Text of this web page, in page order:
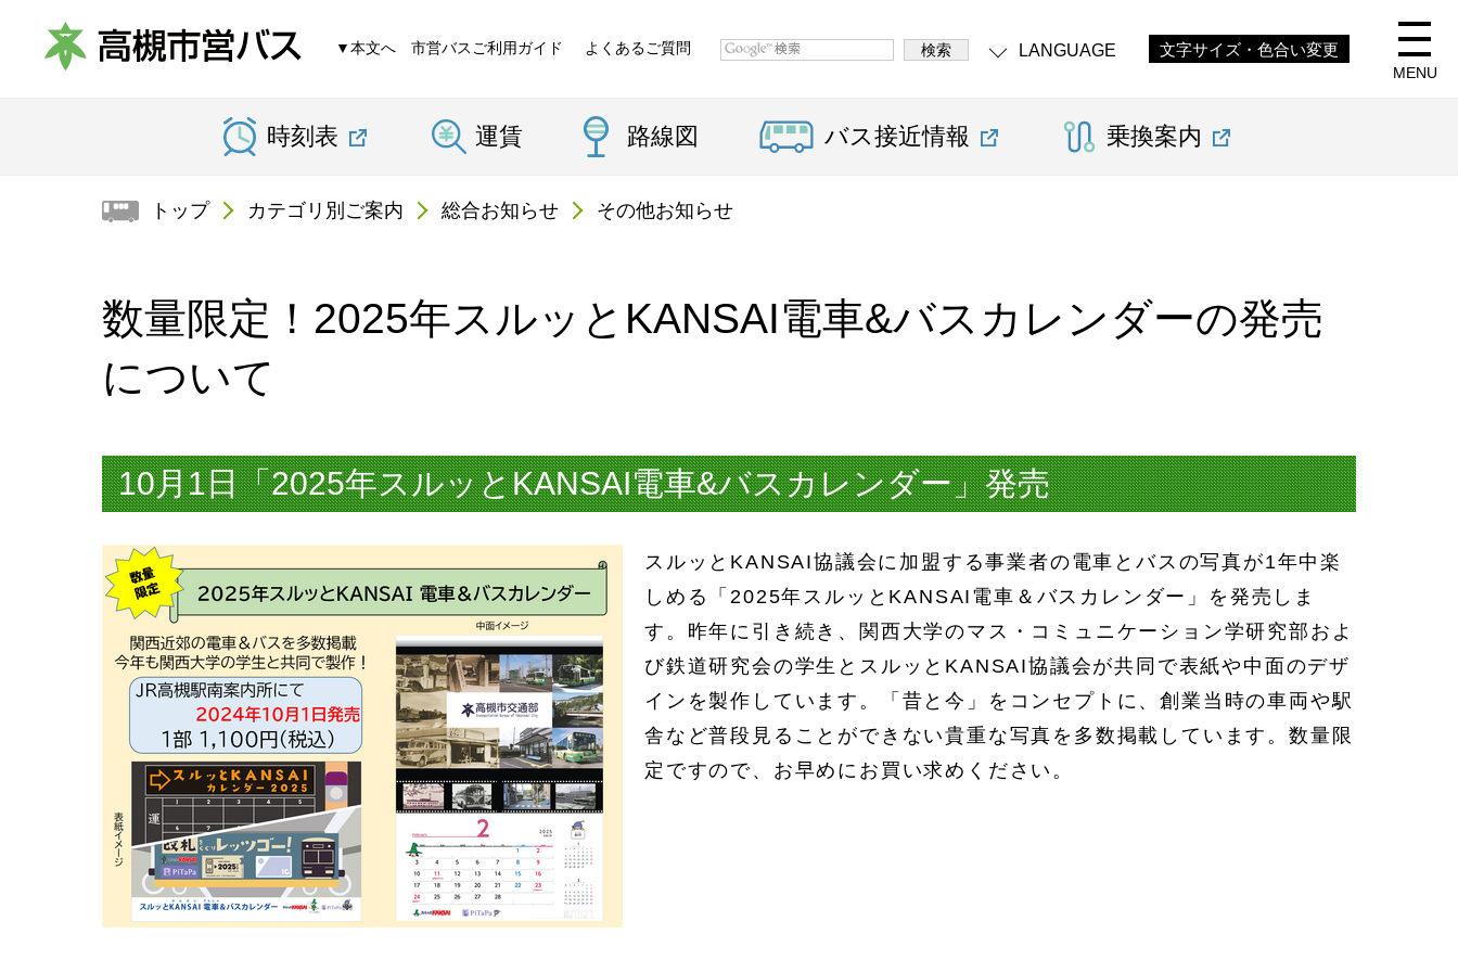
槻
市
ス
▼本文へ 市営バスご利用ガイド よくあるご質問 LANGUAGE
文字サイズ・色合い変更
MENU
時刻表 運賃 路線図 バス接近情報 乗換案内
トップ カテゴリ別ご案内 総合お知らせ その他お知らせ
数量限定！2025年スルッとKANSAI電車&バスカレンダーの発売
について
10月1日「2025年スルッとKANSAI電車&バスカレンダー」発売
スルッとKANSAI協議会に加盟する事業者の電車とバスの写真が1年中楽
しめる「2025年スルッとKANSAI電車＆バスカレンダー」を発売しま
す。昨年に引き続き、関西大学のマス・コミュニケーション学研究部およ
び鉄道研究会の学生とスルッとKANSAI協議会が共同で表紙や中面のデザ
インを製作しています。「昔と今」をコンセプトに、創業当時の車両や駅
舎など普段見ることができない貴重な写真を多数掲載しています。数量限
定ですので、お早めにお買い求めください。